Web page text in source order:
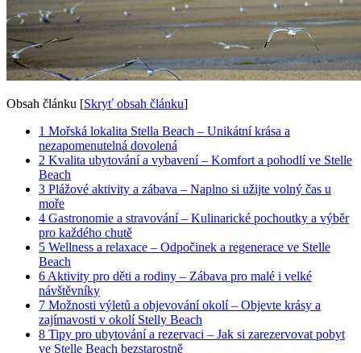
Obsah článku [Skryť obsah článku]
1 Mořská lokalita Stella Beach – Unikátní krása a
nezapomenutelná dovolená
2 Kvalita ubytování a vybavení – Komfort a pohodlí ve Stelle
Beach
3 Plážové aktivity a zábava – Naplno si užijte volný čas u
moře
4 Gastronomie a stravování – Kulinarické pochoutky a výběr
pro každého chutě
5 Wellness a relaxace – Odpočinek a regenerace ve Stelle
Beach
6 Aktivity pro děti a rodiny – Zábava pro malé i velké
návštěvníky
7 Možnosti výletů a objevování okolí – Objevte krásy a
zajímavosti v okolí Stelly Beach
8 Tipy pro ubytování a rezervaci – Jak si zarezervovat pobyt
ve Stelle Beach bezstarostně